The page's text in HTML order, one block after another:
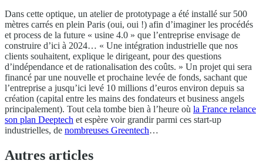
Dans cette optique, un atelier de prototypage a été installé sur 500
mètres carrés en plein Paris (oui, oui !) afin d’imaginer les procédés
et process de la future « usine 4.0 » que l’entreprise envisage de
construire d’ici à 2024… « Une intégration industrielle que nos
clients souhaitent, explique le dirigeant, pour des questions
d’indépendance et de rationalisation des coûts. » Un projet qui sera
financé par une nouvelle et prochaine levée de fonds, sachant que
l’entreprise a jusqu’ici levé 10 millions d’euros environ depuis sa
création (capital entre les mains des fondateurs et business angels
principalement). Tout cela tombe bien à l’heure où la France relance
son plan Deeptech et espère voir grandir parmi ces start-up
industrielles, de nombreuses Greentech…
Autres articles